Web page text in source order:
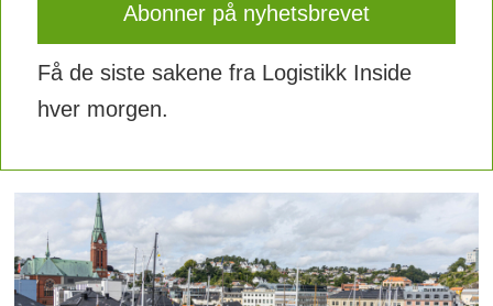
Få de siste sakene fra Logistikk Inside
hver morgen.